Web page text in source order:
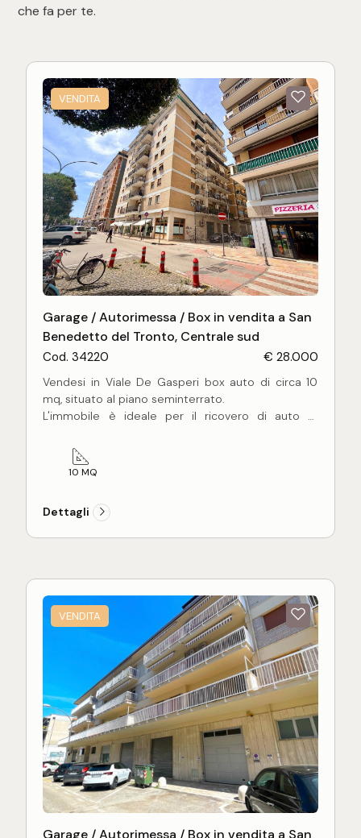
che fa per te.
VENDITA
Garage / Autorimessa / Box in vendita a San
Benedetto del Tronto, Centrale sud
Cod. 34220 € 28.000
Vendesi in Viale De Gasperi box auto di circa 10
mq, situato al piano seminterrato.
L'immobile è ideale per il ricovero di auto di
Accesso comodo tramite corsia condominiale, con
altezza massima di ingresso pari a 1,60 metri.
deposito in zona centrale e ben servita.
10 MQ
Dettagli
VENDITA
Garage / Autorimessa / Box in vendita a San